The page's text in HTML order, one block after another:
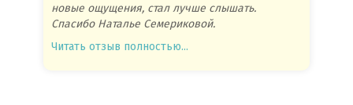
новые ощущения, стал лучше слышать.
Спасибо Наталье Семериковой.
Читать отзыв полностью...